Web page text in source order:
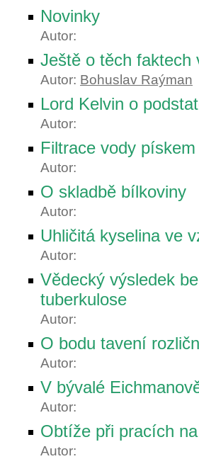
Novinky
Autor:
Ještě o těch faktech
Autor: Bohuslav Raýman
Lord Kelvin o
Autor:
Filtrace vody
Autor:
O skladbě bílkoviny
Autor:
Uhličitá kyselina ve
Autor:
Vědecký výsledek
tuberkulose
Autor:
O bodu tavení
Autor:
V bývalé
Autor:
Obtíže při pracích
Autor: